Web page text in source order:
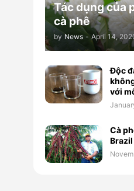
Tác dụng của
cà phê
by News - April 14,
Độc
với
Cà
Brazil